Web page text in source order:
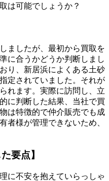
は可能でしょうか？
ましたが、最初から買取を
に合うかどうか判断しまし
り、新居浜によくある土砂
定されていました。それが
れます。実際に訪問し、立
に判断した結果、当社で買
は特徴的で仲介販売でも成
者様が管理できないため、
要点】
に不安を抱えていらっしゃ